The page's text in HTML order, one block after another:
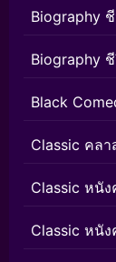
Biography
Biography
Black
Classic คลา
Classic หนั
Classic หนั